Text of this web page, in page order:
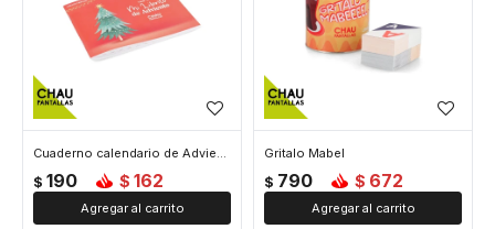
Cuaderno calendario de Adviento
$ 190 $ 162
Gritalo Mabel
$ 790 $ 672